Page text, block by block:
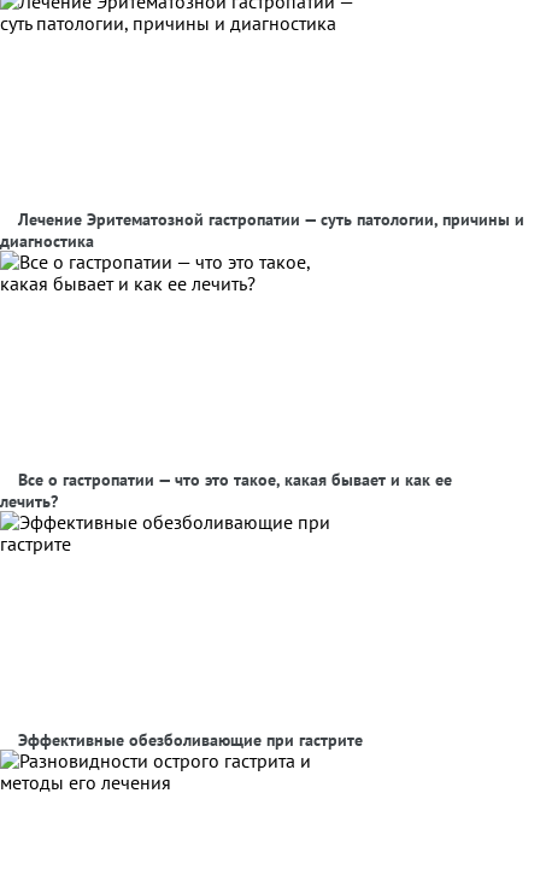
Лечение Эритематозной гастропатии — суть патологии, причины и
диагностика
Все о гастропатии — что это такое, какая бывает и как ее
лечить?
Эффективные обезболивающие при гастрите